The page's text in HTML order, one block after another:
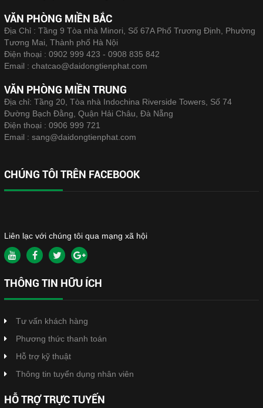
VĂN PHÒNG MIỀN BẮC
Địa Chỉ : Tầng 9 Tòa nhà Minori, Số 67A Phố Trương Định, Phường
Tương Mai, Thành phố Hà Nội
Điện thoại : 0902 999 423 - 0908 835 842
Email : chatcao@daidongtienphat.com
VĂN PHÒNG MIỀN TRUNG
Địa chỉ: Tầng 20, Tòa nhà Indochina Riverside Towers, Số 74
Đường Bạch Đằng, Quận Hải Châu, Đà Nẵng
Điện thoại : 0906 999 721
Email : sang@daidongtienphat.com
CHÚNG TÔI TRÊN FACEBOOK
Liên lạc với chúng tôi qua mạng xã hội
THÔNG TIN HỮU ÍCH
Tư vấn khách hàng
Phương thức thanh toán
Hỗ trợ kỹ thuật
Thông tin tuyển dụng nhân viên
HỖ TRỢ TRỰC TUYẾN